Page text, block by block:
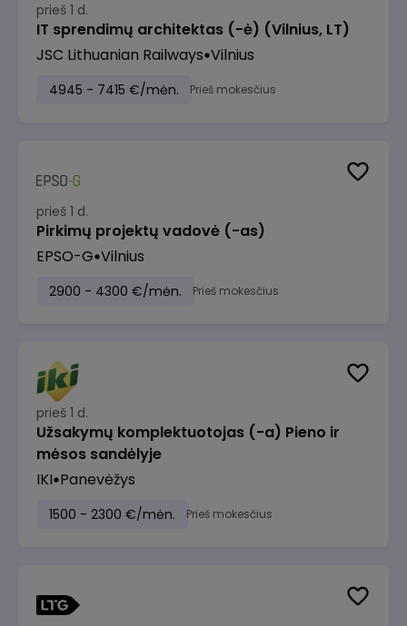
prieš 1 d.
IT sprendimų architektas (-ė) (Vilnius, LT)
JSC Lithuanian Railways Vilnius
4945 - 7415 €/mėn. Prieš mokesčius
prieš 1 d.
Pirkimų projektų vadovė (-as)
EPSO-G Vilnius
2900 - 4300 €/mėn. Prieš mokesčius
prieš 1 d.
Užsakymų komplektuotojas (-a) Pieno ir
mėsos sandėlyje
IKI Panevėžys
1500 - 2300 €/mėn. Prieš mokesčius